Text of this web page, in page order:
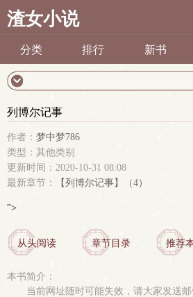
渣女小说
分类 排行 新书
列博尔记事
作者： 梦中梦786
类型：其他类别
更新时间：2020-10-31 08:08
最新章节：
【列博尔记事】（4）
">
从头阅读 章节目录 推荐
本书简介：
当前网址随时可能失效，请大家发送